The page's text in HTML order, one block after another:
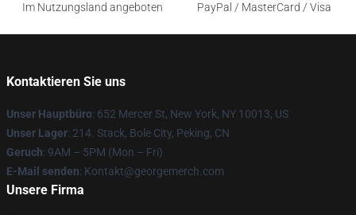
Im Nutzungsland angeboten
PayPal / MasterCard / Visa
Kontaktieren Sie uns
Unser Hauptbüro: 652 Mercer St, New York, NY 10013, US
Unser Lager: 214. Stack, Bole City, Peking, CN
Geruch: 9AM – 5PM (Mon – Fri)
E-Mail senden: Kontakt@georgemerch.com
Unsere Firma